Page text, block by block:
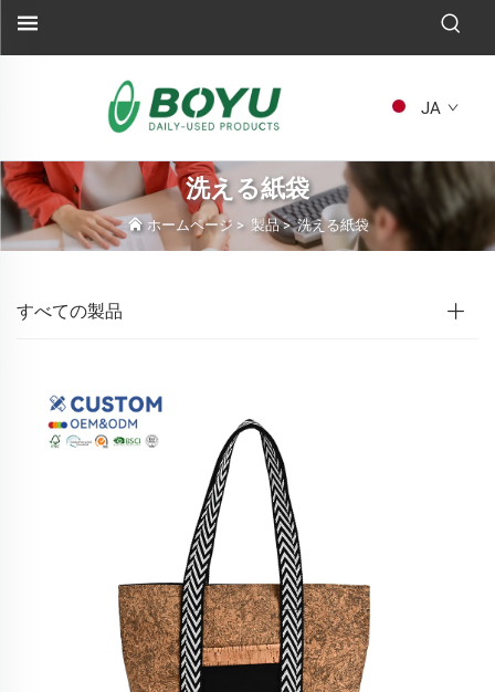
JA
洗える紙袋
ホームページ > 製品>洗える紙袋
すべての製品